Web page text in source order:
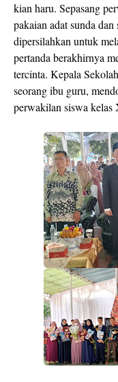
kian haru. Sepasang
pakaian adat sunda dan
dipersilahkan untuk
pertanda berakhirnya
tercinta. Kepala
seorang ibu guru,
perwakilan siswa kelas